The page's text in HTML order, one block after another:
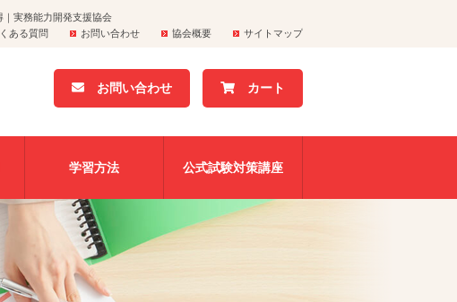
実務能力開発支援協会
ある質問
お問い合わせ 協会概要 サイトマップ
お問い合わせ カート
学習方法 公式試験対策講座